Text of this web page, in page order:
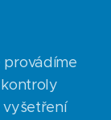
provádíme
vyšetření